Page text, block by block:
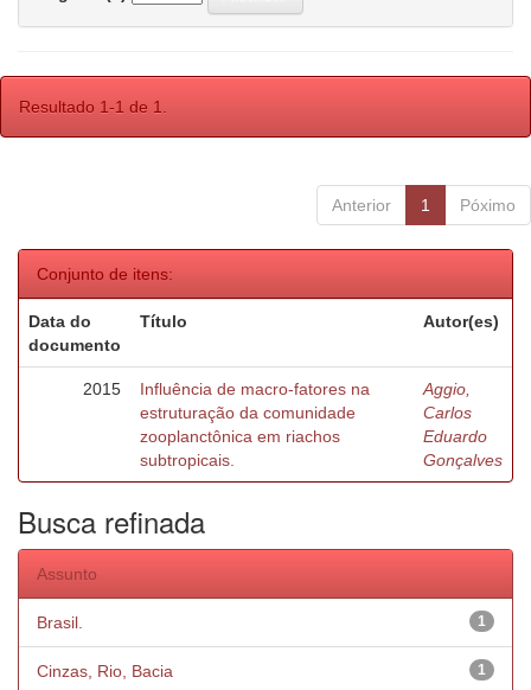
Resultado 1-1 de 1.
Anterior 1 Póximo
Conjunto de itens:
Data do
documento
Título Autor(es)
2015
Influência de macro-fatores na
estruturação da comunidade
zooplanctônica em riachos
subtropicais.
Aggio,
Carlos
Eduardo
Gonçalves
Busca refinada
Assunto
1
Brasil.
1
Cinzas, Rio, Bacia